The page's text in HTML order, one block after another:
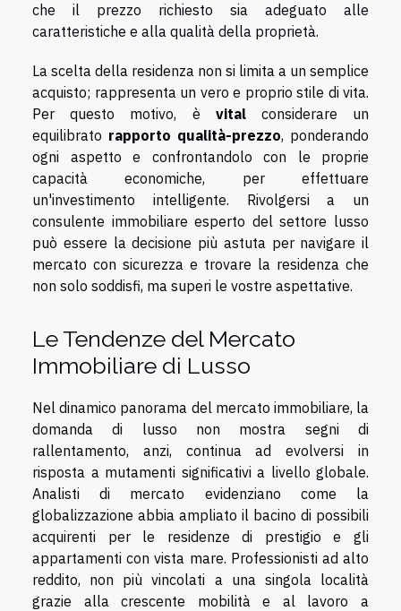
che il prezzo richiesto sia adeguato alle
caratteristiche e alla qualità della proprietà.
La scelta della residenza non si limita a un semplice
acquisto; rappresenta un vero e proprio stile di vita.
Per questo motivo, è vitalconsiderare un
equilibrato rapporto qualità-prezzo, ponderando
ogni aspetto e confrontandolo con le proprie
capacità economiche, per effettuare
un'investimento intelligente. Rivolgersi a un
consulente immobiliare esperto del settore lusso
può essere la decisione più astuta per navigare il
mercato con sicurezza e trovare la residenza che
non solo soddisfi, ma superi le vostre aspettative.
Le Tendenze del Mercato
Immobiliare di Lusso
Nel dinamico panorama del mercato immobiliare, la
domanda di lusso non mostra segni di
rallentamento, anzi, continua ad evolversi in
risposta a mutamenti significativi a livello globale.
Analisti di mercato evidenziano come la
globalizzazione abbia ampliato il bacino di possibili
acquirenti per le residenze di prestigio e gli
appartamenti con vista mare. Professionisti ad alto
reddito, non più vincolati a una singola località
grazie alla crescente mobilità e al lavoro a